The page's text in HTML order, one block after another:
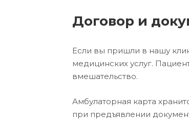
Договор и
Если вы пришли в нашу
медицинских услуг.
вмешательство.
Амбулаторная карта
при предъявлении